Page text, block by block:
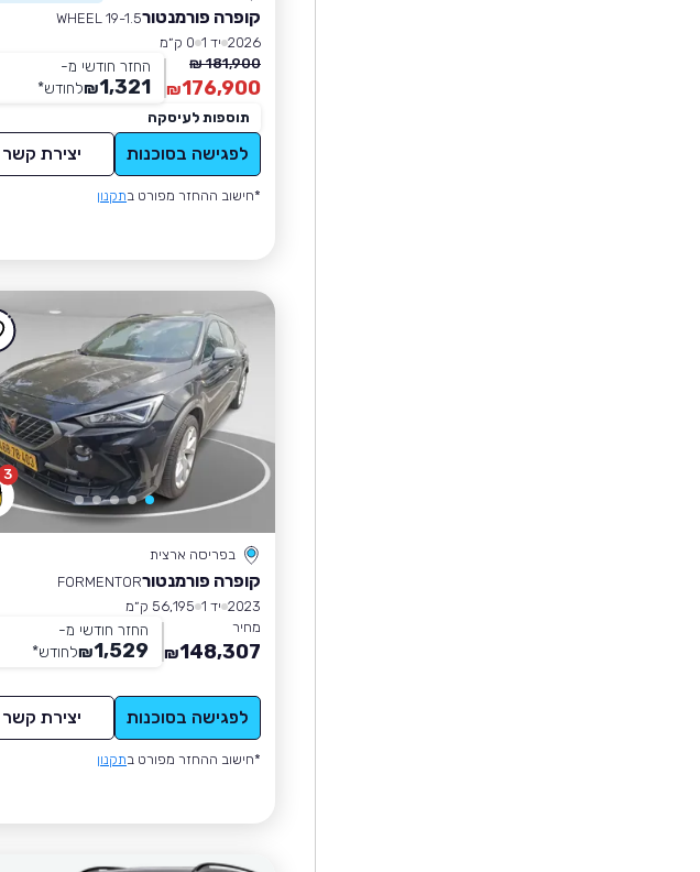
קופרה פורמנטורWHEEL 19-1.5
2026 יד 1
0 ק״מ
181,900 ₪
176,900
₪
החזר חודשי מ-
1,321
₪לחודש*
תוספות לעיסקה
לפגישה בסוכנות יצירת קשר
*חישוב ההחזר מפורט בתקנון
3
בפריסה ארצית
קופרה פורמנטורFORMENTOR
2023 יד 1
56,195 ק״מ
מחיר
148,307
₪
החזר חודשי מ-
1,529
₪לחודש*
לפגישה בסוכנות יצירת קשר
*חישוב ההחזר מפורט בתקנון